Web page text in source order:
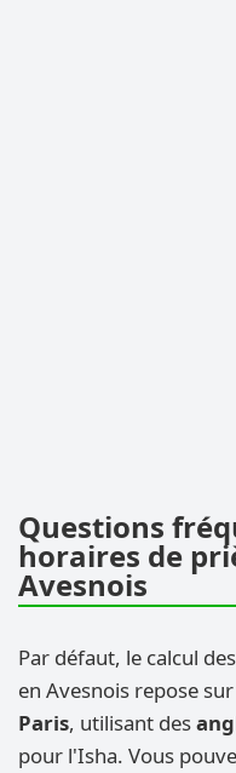
Questions
horaires de
Avesnois
Par défaut, le calcul des
en Avesnois repose
Paris, utilisant des
pour l'Isha. Vous